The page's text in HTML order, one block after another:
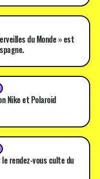
du Monde » est
Nike et Polaroid
le rendez-vous culte du